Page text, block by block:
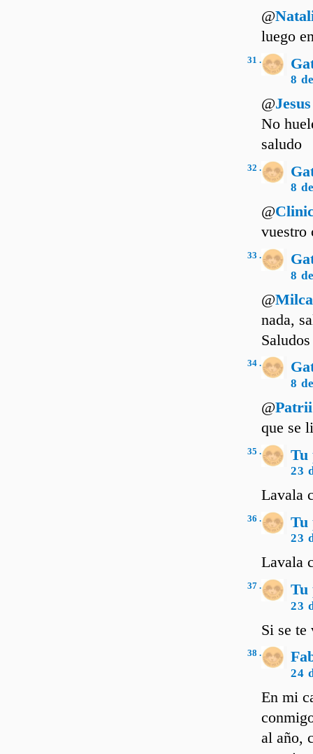
@
luego
31 .
8
@
No
saludo
32 .
8
@
vuestro
33 .
8
@
nada,
Saludos
34 .
8
@
que se
35 . Tu
23
Lavala
36 . Tu
23
Lavala
37 . Tu
23
Si se te
38 .
24
En mi
al año,